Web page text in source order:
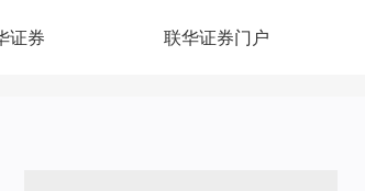
证券 联华证券门户